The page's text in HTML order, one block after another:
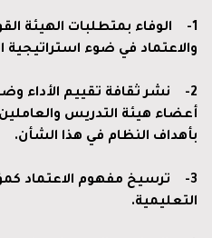
1-
الوفاء بمتطلبات الهيئة
والاعتماد في ضوء استراتيجية
2-
نشر ثقافة تقييم الأداء
أعضاء هيئة التدريس والعاملين
بأهداف النظام في هذا الشأن.
3-
ترسيخ مفهوم الاعتماد
التعليمية.